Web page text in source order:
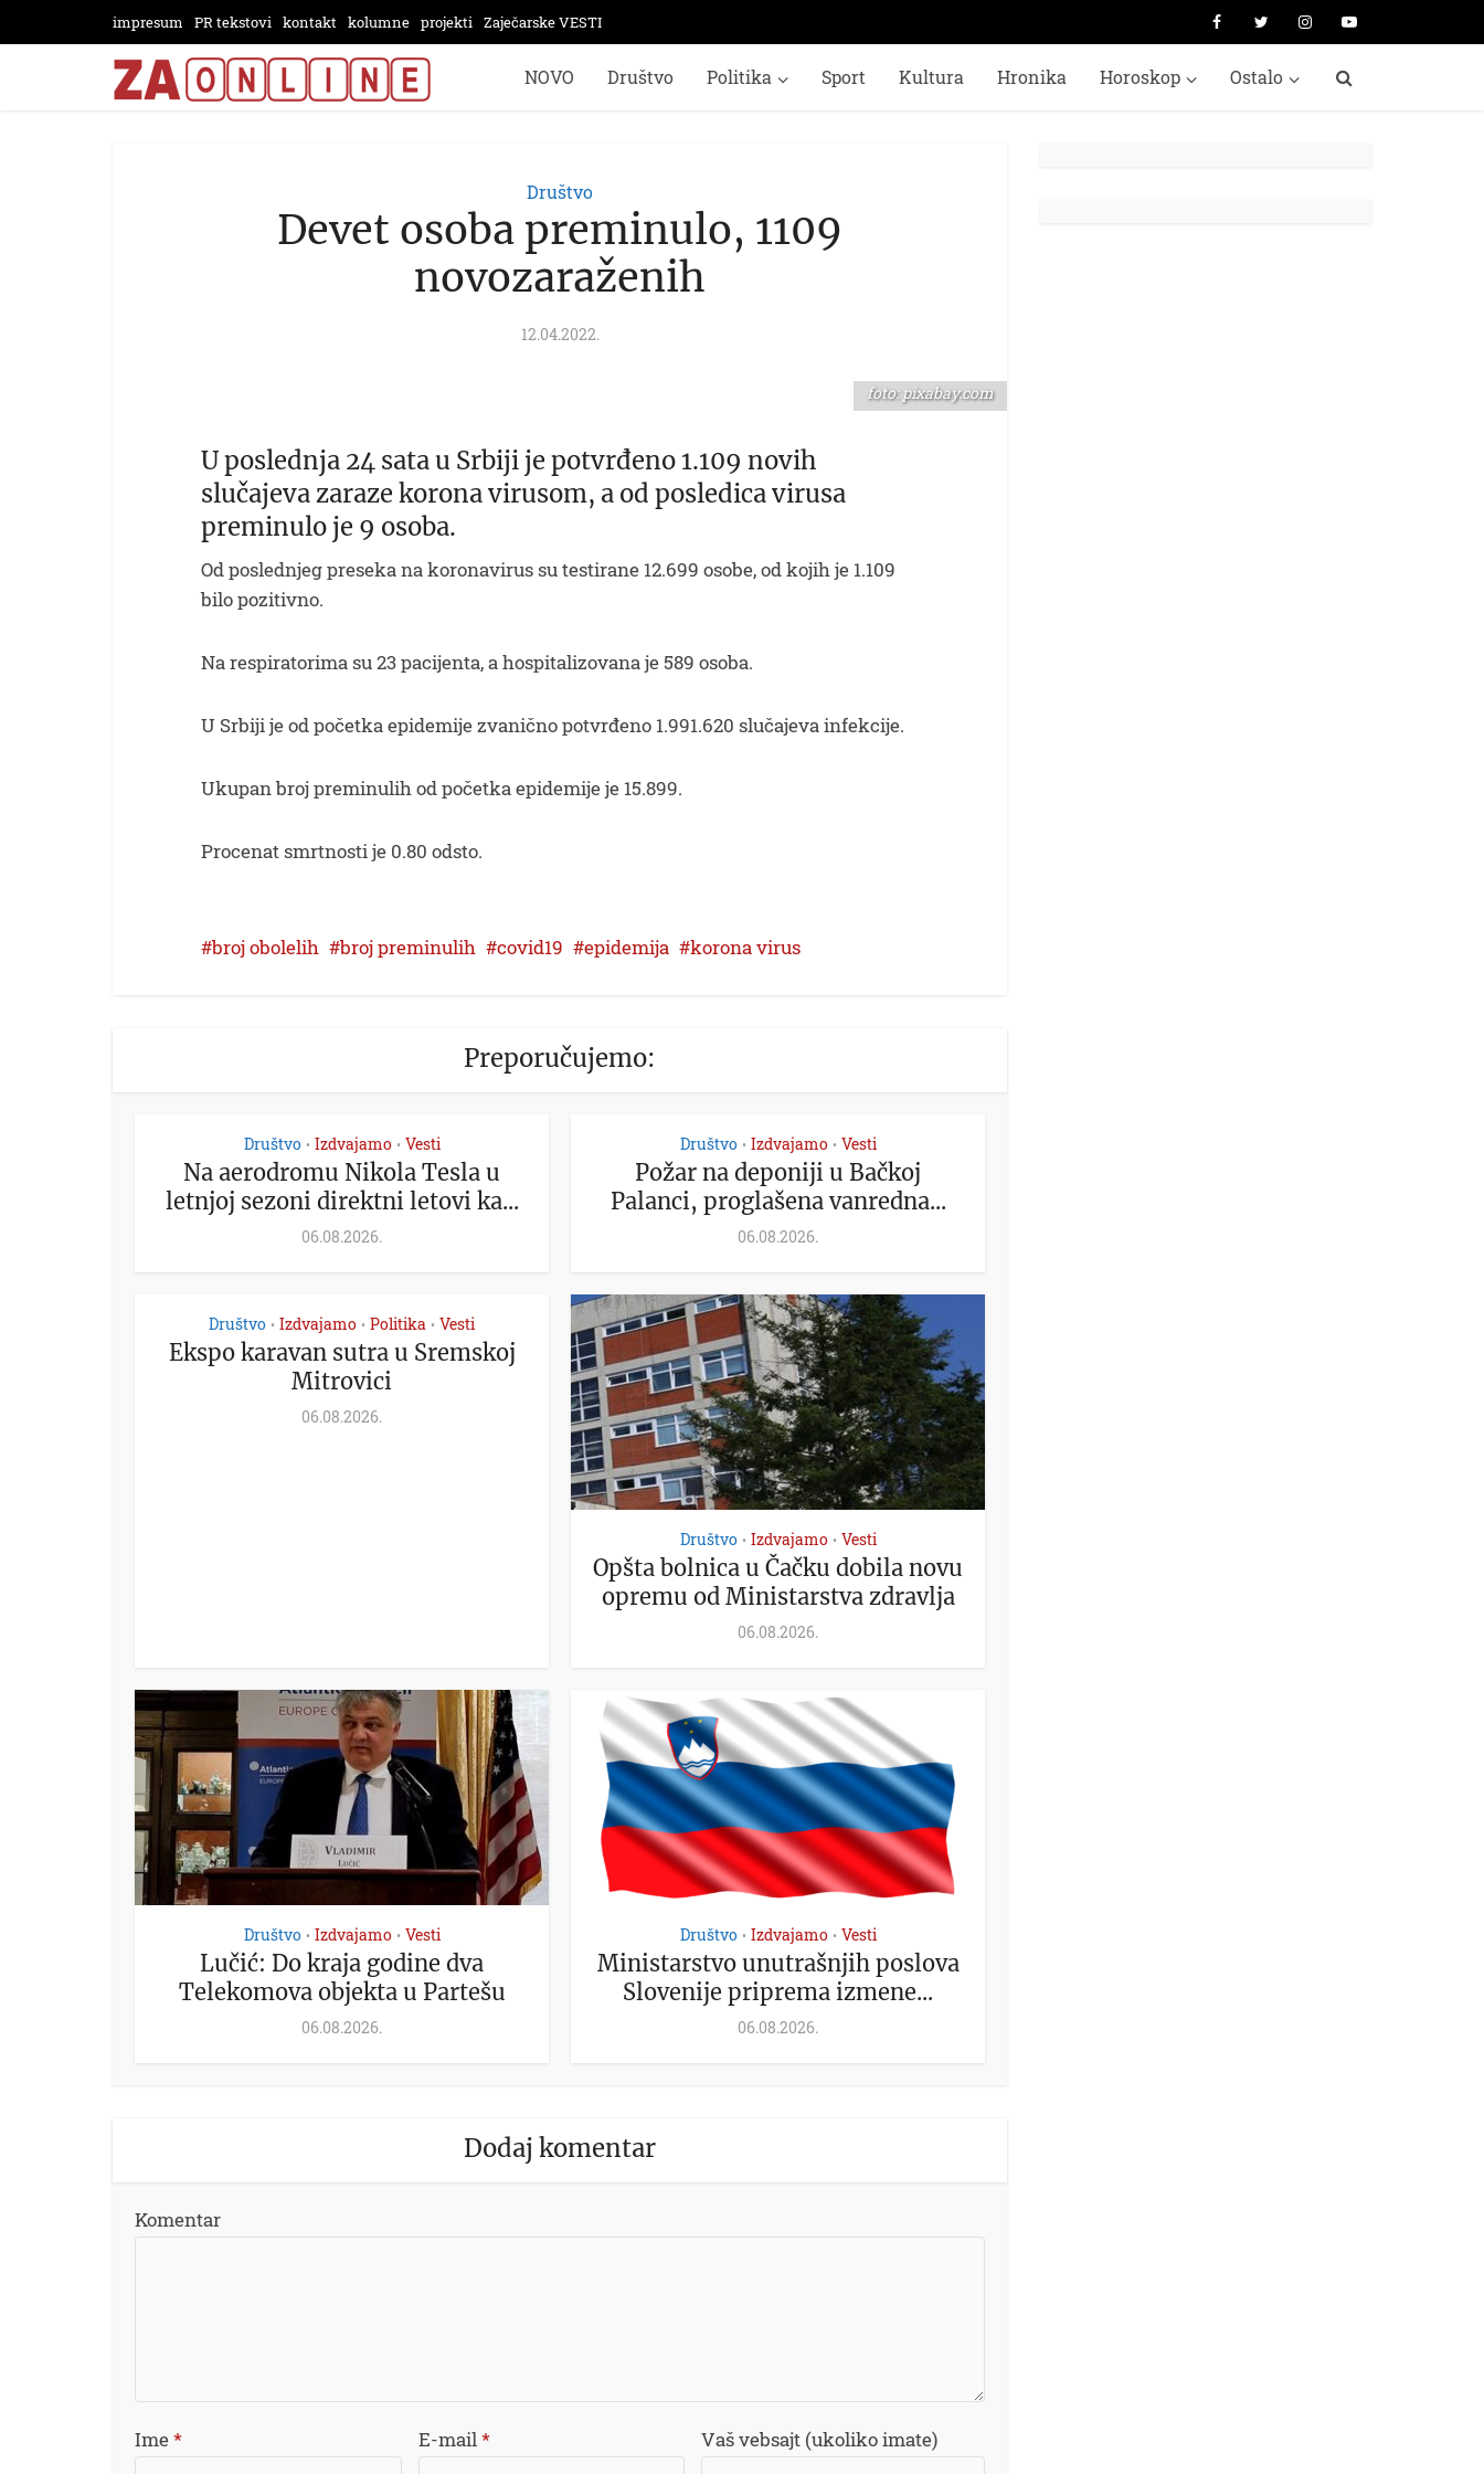
impresum PR tekstovi kontakt kolumne projekti Zaječarske VESTI
NOVO Društvo Politika Sport Kultura Hronika Horoskop Ostalo
Društvo
Devet osoba preminulo, 1109
novozaraženih
12.04.2022.
foto: pixabay.com
U poslednja 24 sata u Srbiji je potvrđeno 1.109 novih
slučajeva zaraze korona virusom, a od posledica virusa
preminulo je 9 osoba.
Od poslednjeg preseka na koronavirus su testirane 12.699 osobe, od kojih je 1.109
bilo pozitivno.
Na respiratorima su 23 pacijenta, a hospitalizovana je 589 osoba.
U Srbiji je od početka epidemije zvanično potvrđeno 1.991.620 slučajeva infekcije.
Ukupan broj preminulih od početka epidemije je 15.899.
Procenat smrtnosti je 0.80 odsto.
broj obolelih broj preminulih covid19 epidemija korona virus
Preporučujemo:
Društvo • Izdvajamo • Vesti
Na aerodromu Nikola Tesla u
letnjoj sezoni direktni letovi ka...
06.08.2026.
Društvo • Izdvajamo • Vesti
Požar na deponiji u Bačkoj
Palanci, proglašena vanredna...
06.08.2026.
Društvo • Izdvajamo • Politika • Vesti
Ekspo karavan sutra u Sremskoj
Mitrovici
06.08.2026.
Društvo • Izdvajamo • Vesti
Opšta bolnica u Čačku dobila novu
opremu od Ministarstva zdravlja
06.08.2026.
Društvo • Izdvajamo • Vesti
Lučić: Do kraja godine dva
Telekomova objekta u Partešu
06.08.2026.
Društvo • Izdvajamo • Vesti
Ministarstvo unutrašnjih poslova
Slovenije priprema izmene...
06.08.2026.
Dodaj komentar
Komentar
Ime* E-mail* Vaš vebsajt (ukoliko imate)